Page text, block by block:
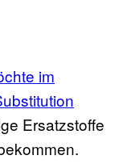
im
Ersatzstoffe